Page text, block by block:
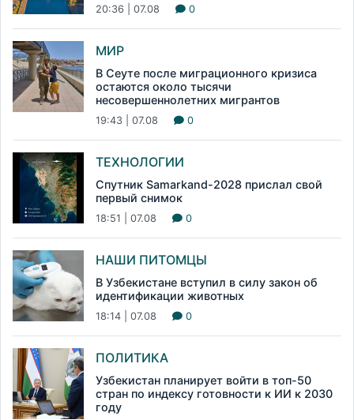
20:36 | 07.08 0
МИР
В Сеуте после миграционного кризиса
остаются около тысячи
несовершеннолетних мигрантов
19:43 | 07.08 0
ТЕХНОЛОГИИ
Спутник Samarkand-2028 прислал свой
первый снимок
18:51 | 07.08 0
НАШИ ПИТОМЦЫ
В Узбекистане вступил в силу закон об
идентификации животных
18:14 | 07.08 0
ПОЛИТИКА
Узбекистан планирует войти в топ-50
стран по индексу готовности к ИИ к 2030
году